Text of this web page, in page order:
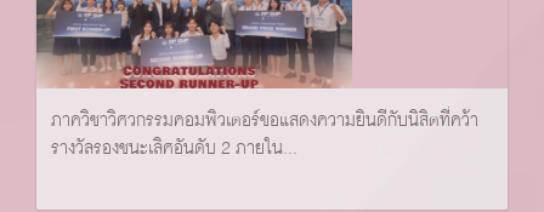
ภาควิชาวิศวกรรมคอมพิวเตอร์ขอแสดงความยินดีกับนิสิตที่คว้า
รางวัลรองชนะเลิศอันดับ 2 ภายใน...